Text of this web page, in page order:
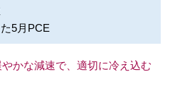
5月PCE
かな減速で、適切に冷え込む